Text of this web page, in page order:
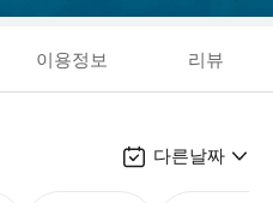
이용정보 리뷰
다른날짜